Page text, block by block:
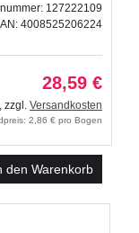
127222109
4008525206224
28,59 €
, zzgl. Versandkosten
2,86 € pro Bogen
den Warenkorb